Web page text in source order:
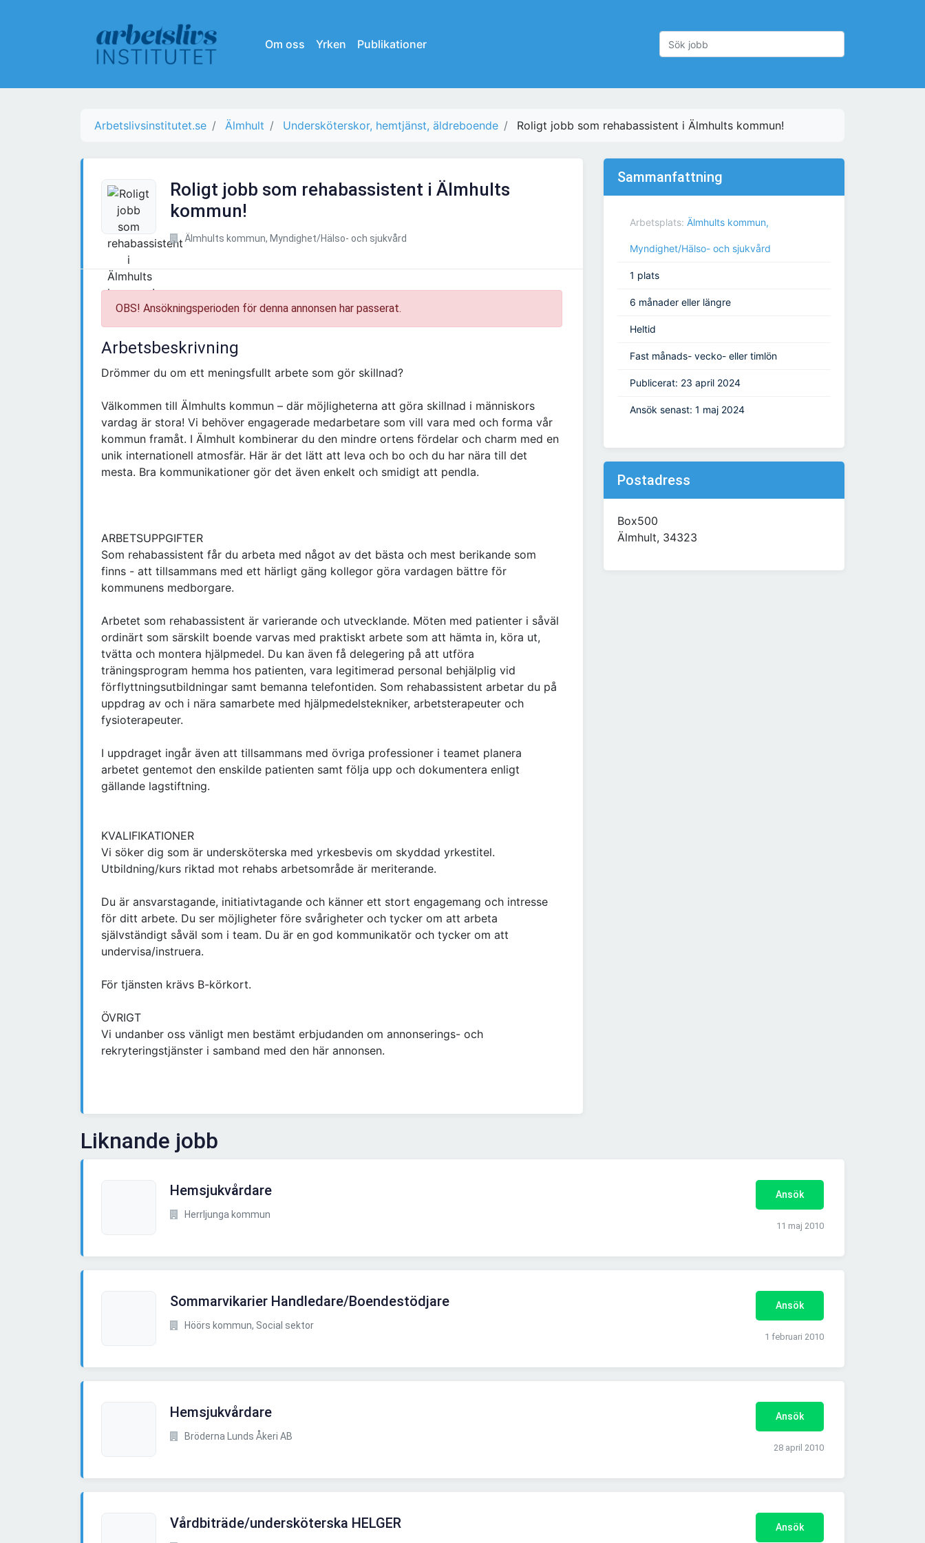
Om oss Yrken Publikationer
Arbetslivsinstitutet.se Älmhult Undersköterskor, hemtjänst, äldreboende Roligt jobb som rehabassistent i Älmhults kommun!
Roligt jobb som rehabassistent i Älmhults
kommun!
Älmhults kommun, Myndighet/Hälso- och sjukvård
OBS! Ansökningsperioden för denna annonsen har passerat.
Arbetsbeskrivning
Drömmer du om ett meningsfullt arbete som gör skillnad?
Välkommen till Älmhults kommun – där möjligheterna att göra skillnad i människors
vardag är stora! Vi behöver engagerade medarbetare som vill vara med och forma vår
kommun framåt. I Älmhult kombinerar du den mindre ortens fördelar och charm med en
unik internationell atmosfär. Här är det lätt att leva och bo och du har nära till det
mesta. Bra kommunikationer gör det även enkelt och smidigt att pendla.
ARBETSUPPGIFTER
Som rehabassistent får du arbeta med något av det bästa och mest berikande som
finns - att tillsammans med ett härligt gäng kollegor göra vardagen bättre för
kommunens medborgare.
Arbetet som rehabassistent är varierande och utvecklande. Möten med patienter i såväl
ordinärt som särskilt boende varvas med praktiskt arbete som att hämta in, köra ut,
tvätta och montera hjälpmedel. Du kan även få delegering på att utföra
träningsprogram hemma hos patienten, vara legitimerad personal behjälplig vid
förflyttningsutbildningar samt bemanna telefontiden. Som rehabassistent arbetar du på
uppdrag av och i nära samarbete med hjälpmedelstekniker, arbetsterapeuter och
fysioterapeuter.
I uppdraget ingår även att tillsammans med övriga professioner i teamet planera
arbetet gentemot den enskilde patienten samt följa upp och dokumentera enligt
gällande lagstiftning.
KVALIFIKATIONER
Vi söker dig som är undersköterska med yrkesbevis om skyddad yrkestitel.
Utbildning/kurs riktad mot rehabs arbetsområde är meriterande.
Du är ansvarstagande, initiativtagande och känner ett stort engagemang och intresse
för ditt arbete. Du ser möjligheter före svårigheter och tycker om att arbeta
självständigt såväl som i team. Du är en god kommunikatör och tycker om att
undervisa/instruera.
För tjänsten krävs B-körkort.
ÖVRIGT
Vi undanber oss vänligt men bestämt erbjudanden om annonserings- och
rekryteringstjänster i samband med den här annonsen.
Sammanfattning
Arbetsplats: Älmhults kommun,
Myndighet/Hälso- och sjukvård
1 plats
6 månader eller längre
Heltid
Fast månads- vecko- eller timlön
Publicerat: 23 april 2024
Ansök senast: 1 maj 2024
Postadress
Box500
Älmhult, 34323
Liknande jobb
Hemsjukvårdare
Herrljunga kommun
Ansök
11 maj 2010
Sommarvikarier Handledare/Boendestödjare
Höörs kommun, Social sektor
Ansök
1 februari 2010
Hemsjukvårdare
Bröderna Lunds Åkeri AB
Ansök
28 april 2010
Vårdbiträde/undersköterska HELGER Ansök